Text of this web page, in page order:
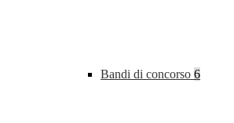
Bandi di concorso 6